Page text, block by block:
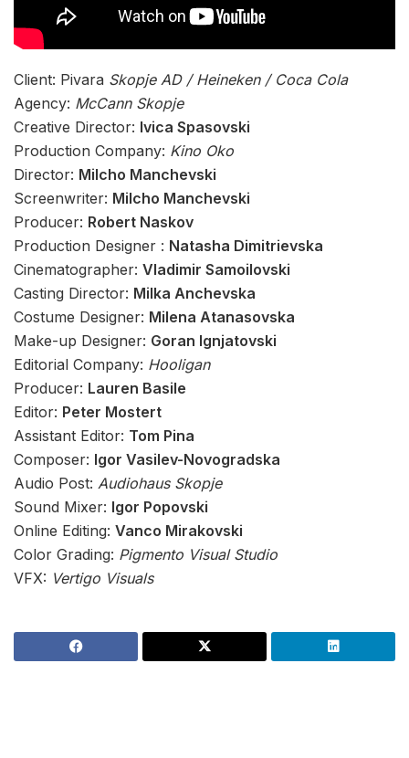
Client: Pivara Skopje AD / Heineken / Coca Cola
Agency: McCann Skopje
Creative Director: Ivica Spasovski
Production Company: Kino Oko
Director: Milcho Manchevski
Screenwriter: Milcho Manchevski
Producer: Robert Naskov
Production Designer : Natasha Dimitrievska
Cinematographer: Vladimir Samoilovski
Casting Director: Milka Anchevska
Costume Designer: Milena Atanasovska
Make-up Designer: Goran Ignjatovski
Editorial Company: Hooligan
Producer: Lauren Basile
Editor: Peter Mostert
Assistant Editor: Tom Pina
Composer: Igor Vasilev-Novogradska
Audio Post: Audiohaus Skopje
Sound Mixer: Igor Popovski
Online Editing: Vanco Mirakovski
Color Grading: Pigmento Visual Studio
VFX: Vertigo Visuals